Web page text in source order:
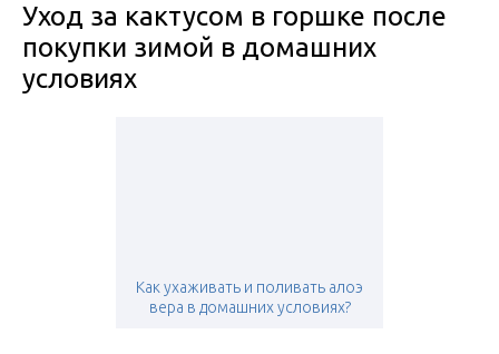
Уход за кактусом в горшке после
покупки зимой в домашних
условиях
Как ухаживать и поливать алоэ
вера в домашних условиях?